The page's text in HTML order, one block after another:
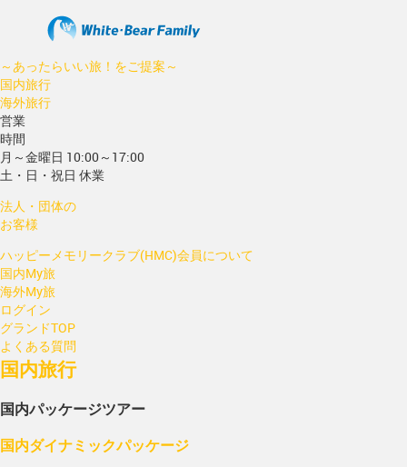
～あったらいい旅！をご提案～
国内旅行
海外旅行
営業
時間
月～金曜日 10:00～17:00
土・日・祝日 休業
法人・団体の
お客様
ハッピーメモリークラブ(HMC)会員について
国内My旅
海外My旅
ログイン
グランドTOP
よくある質問
国内旅行
国内パッケージツアー
国内ダイナミックパッケージ